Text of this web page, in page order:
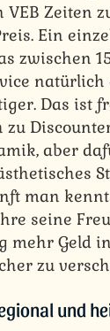
VEB Zeiten
Ein
zwischen
natürlich
Das ist
zu
aber
man
seine
mehr Geld
zu
und